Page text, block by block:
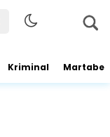
Kriminal Martabe